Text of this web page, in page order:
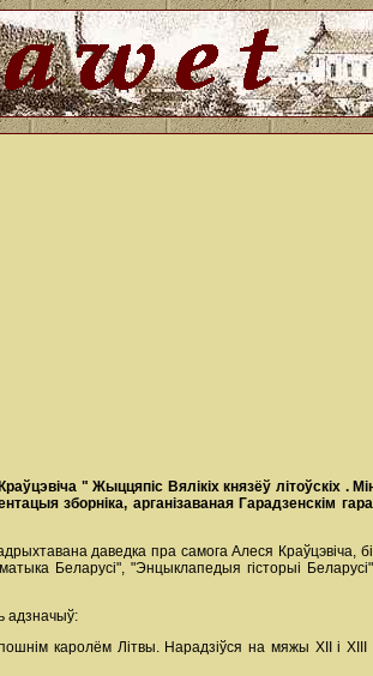
Краўцэвіча "Жыццяпіс Вялікіхкнязёў літоўскіх .
зборніка, арганізаваная Гарадзенскім
даведка пра самога Алеся Краўцэвіча,
Беларусі", "Энцыклапедыя гісторыі
адзначыў:
каролём Літвы. Нарадзіўся на мяжы ХІІ і